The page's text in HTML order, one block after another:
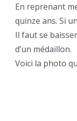
En reprenant
quinze ans. Si
Il faut se
d’un médaillon.
Voici la photo